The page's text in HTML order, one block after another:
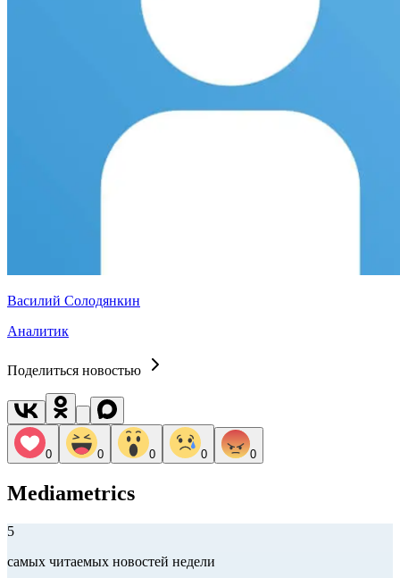
Василий Солодянкин
Аналитик
Поделиться новостью
0 0 0 0 0
Mediametrics
5
самых читаемых новостей недели